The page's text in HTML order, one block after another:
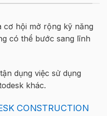
cơ hội mở rộng kỹ năng
có thể bước sang lĩnh
dụng việc sử dụng
khác.
CONSTRUCTION